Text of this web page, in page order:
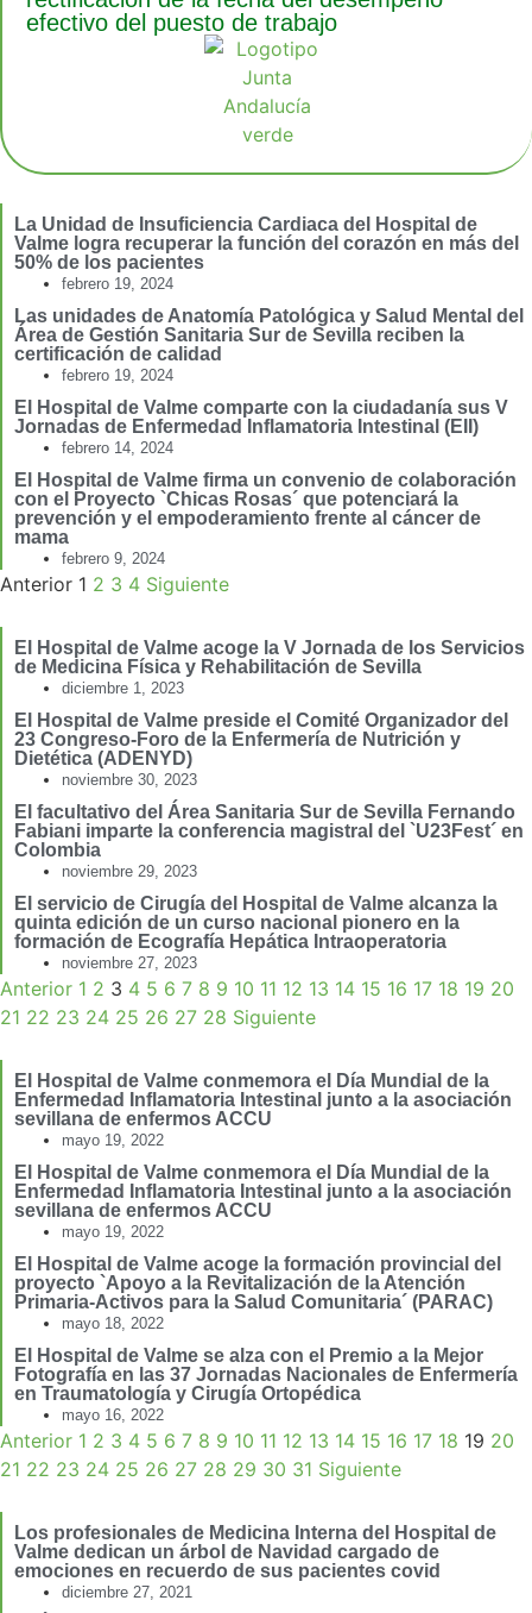
efectivo del puesto de trabajo
La Unidad de Insuficiencia Cardiaca del Hospital de
Valme logra recuperar la función del corazón en más del
50% de los pacientes
febrero 19, 2024
Las unidades de Anatomía Patológica y Salud Mental del
Área de Gestión Sanitaria Sur de Sevilla reciben la
certificación de calidad
febrero 19, 2024
El Hospital de Valme comparte con la ciudadanía sus V
Jornadas de Enfermedad Inflamatoria Intestinal (EII)
febrero 14, 2024
El Hospital de Valme firma un convenio de colaboración
con el Proyecto `Chicas Rosas´ que potenciará la
prevención y el empoderamiento frente al cáncer de
mama
febrero 9, 2024
Anterior 1 2 3 4 Siguiente
El Hospital de Valme acoge la V Jornada de los Servicios
de Medicina Física y Rehabilitación de Sevilla
diciembre 1, 2023
El Hospital de Valme preside el Comité Organizador del
23 Congreso-Foro de la Enfermería de Nutrición y
Dietética (ADENYD)
noviembre 30, 2023
El facultativo del Área Sanitaria Sur de Sevilla Fernando
Fabiani imparte la conferencia magistral del `U23Fest´ en
Colombia
noviembre 29, 2023
El servicio de Cirugía del Hospital de Valme alcanza la
quinta edición de un curso nacional pionero en la
formación de Ecografía Hepática Intraoperatoria
noviembre 27, 2023
Anterior 1 2 3 4 5 6 7 8 9 10 11 12 13 14 15 16 17 18 19 20
21 22 23 24 25 26 27 28 Siguiente
El Hospital de Valme conmemora el Día Mundial de la
Enfermedad Inflamatoria Intestinal junto a la asociación
sevillana de enfermos ACCU
mayo 19, 2022
El Hospital de Valme conmemora el Día Mundial de la
Enfermedad Inflamatoria Intestinal junto a la asociación
sevillana de enfermos ACCU
mayo 19, 2022
El Hospital de Valme acoge la formación provincial del
proyecto `Apoyo a la Revitalización de la Atención
Primaria-Activos para la Salud Comunitaria´ (PARAC)
mayo 18, 2022
El Hospital de Valme se alza con el Premio a la Mejor
Fotografía en las 37 Jornadas Nacionales de Enfermería
en Traumatología y Cirugía Ortopédica
mayo 16, 2022
Anterior 1 2 3 4 5 6 7 8 9 10 11 12 13 14 15 16 17 18 19 20
21 22 23 24 25 26 27 28 29 30 31 Siguiente
Los profesionales de Medicina Interna del Hospital de
Valme dedican un árbol de Navidad cargado de
emociones en recuerdo de sus pacientes covid
diciembre 27, 2021